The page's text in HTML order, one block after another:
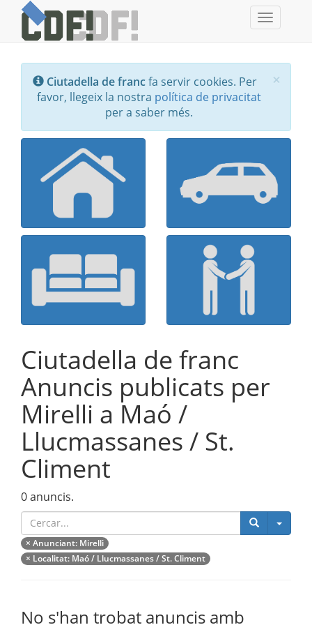
Toggle
×
Ciutadella de francfa servir cookies. Per
favor, llegeix la nostra política de privacitat
per a saber més.
Ciutadella de franc
Anuncis publicats per
Mirelli a Maó /
Llucmassanes / St.
Climent
0 anuncis.
× Anunciant: Mirelli
× Localitat: Maó / Llucmassanes / St. Climent
No s'han trobat anuncis amb